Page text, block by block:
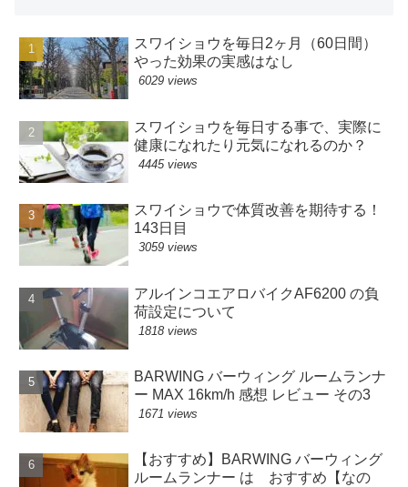
スワイショウを毎日2ヶ月（60日間）
やった効果の実感はなし
6029 views
スワイショウを毎日する事で、実際に
健康になれたり元気になれるのか？
4445 views
スワイショウで体質改善を期待する！
143日目
3059 views
アルインコエアロバイクAF6200 の負
荷設定について
1818 views
BARWING バーウィング ルームランナ
ー MAX 16km/h 感想 レビュー その3
1671 views
【おすすめ】BARWING バーウィング
ルームランナー は おすすめ【なの